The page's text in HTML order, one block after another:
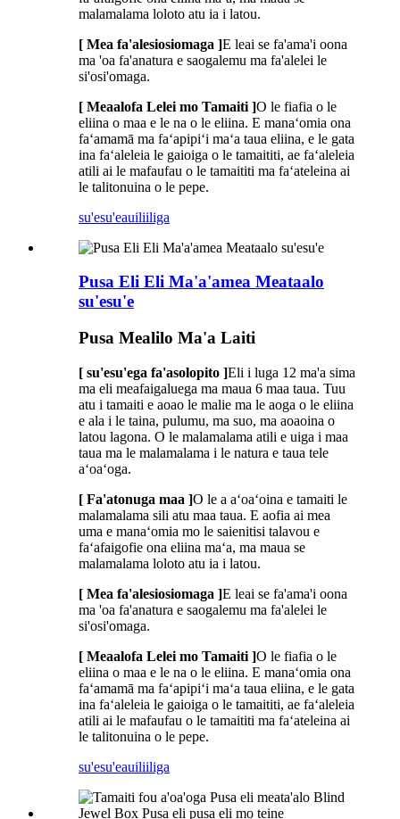
malamalama loloto atu ia i latou.
[ Mea fa'alesiosiomaga ]E leai se fa'ama'i oona
ma 'oa fa'anatura e saogalemu ma fa'alelei le
si'osi'omaga.
[ Meaalofa Lelei mo Tamaiti ]O le fiafia o le
eliina o maa e le na o le eliina. E manaʻomia ona
faʻamamā ma faʻapipiʻi maʻa taua eliina, e le gata
ina faʻaleleia le gaioiga o le tamaititi, ae faʻaleleia
atili ai le mafaufau o le tamaititi ma faʻateleina ai
le talitonuina o le pepe.
su'esu'eauiliiliga
Pusa Eli Eli Ma'a'amea Meataalo
su'esu'e
Pusa Mealilo Ma'a Laiti
[ su'esu'ega fa'asolopito ]Eli i luga 12 ma'a sima
ma eli meafaigaluega ma maua 6 maa taua. Tuu
atu i tamaiti e aoao le malie ma le aoga o le eliina
e ala i le taina, pulumu, ma suo, ma aoaoina o
latou lagona. O le malamalama atili e uiga i maa
taua ma le malamalama i le natura e taua tele
aʻoaʻoga.
[ Fa'atonuga maa ]O le a aʻoaʻoina e tamaiti le
malamalama sili atu maa taua. E aofia ai mea
uma e manaʻomia mo le saienitisi talavou e
faʻafaigofie ona eliina maʻa, ma maua se
malamalama loloto atu ia i latou.
[ Mea fa'alesiosiomaga ]E leai se fa'ama'i oona
ma 'oa fa'anatura e saogalemu ma fa'alelei le
si'osi'omaga.
[ Meaalofa Lelei mo Tamaiti ]O le fiafia o le
eliina o maa e le na o le eliina. E manaʻomia ona
faʻamamā ma faʻapipiʻi maʻa taua eliina, e le gata
ina faʻaleleia le gaioiga o le tamaititi, ae faʻaleleia
atili ai le mafaufau o le tamaititi ma faʻateleina ai
le talitonuina o le pepe.
su'esu'eauiliiliga